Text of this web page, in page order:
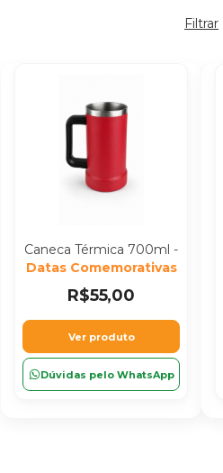
Filtrar
Caneca Térmica 700ml -
Datas Comemorativas
R$55,00
Ver produto
Dúvidas pelo WhatsApp